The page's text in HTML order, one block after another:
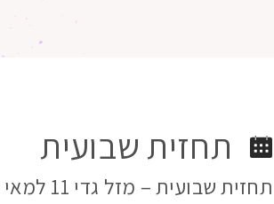
תחזית שבועית
תחזית שבועית – מזל גדי 11 למאי 2020